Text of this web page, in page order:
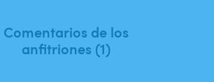
Comentarios de los
anfitriones (1)